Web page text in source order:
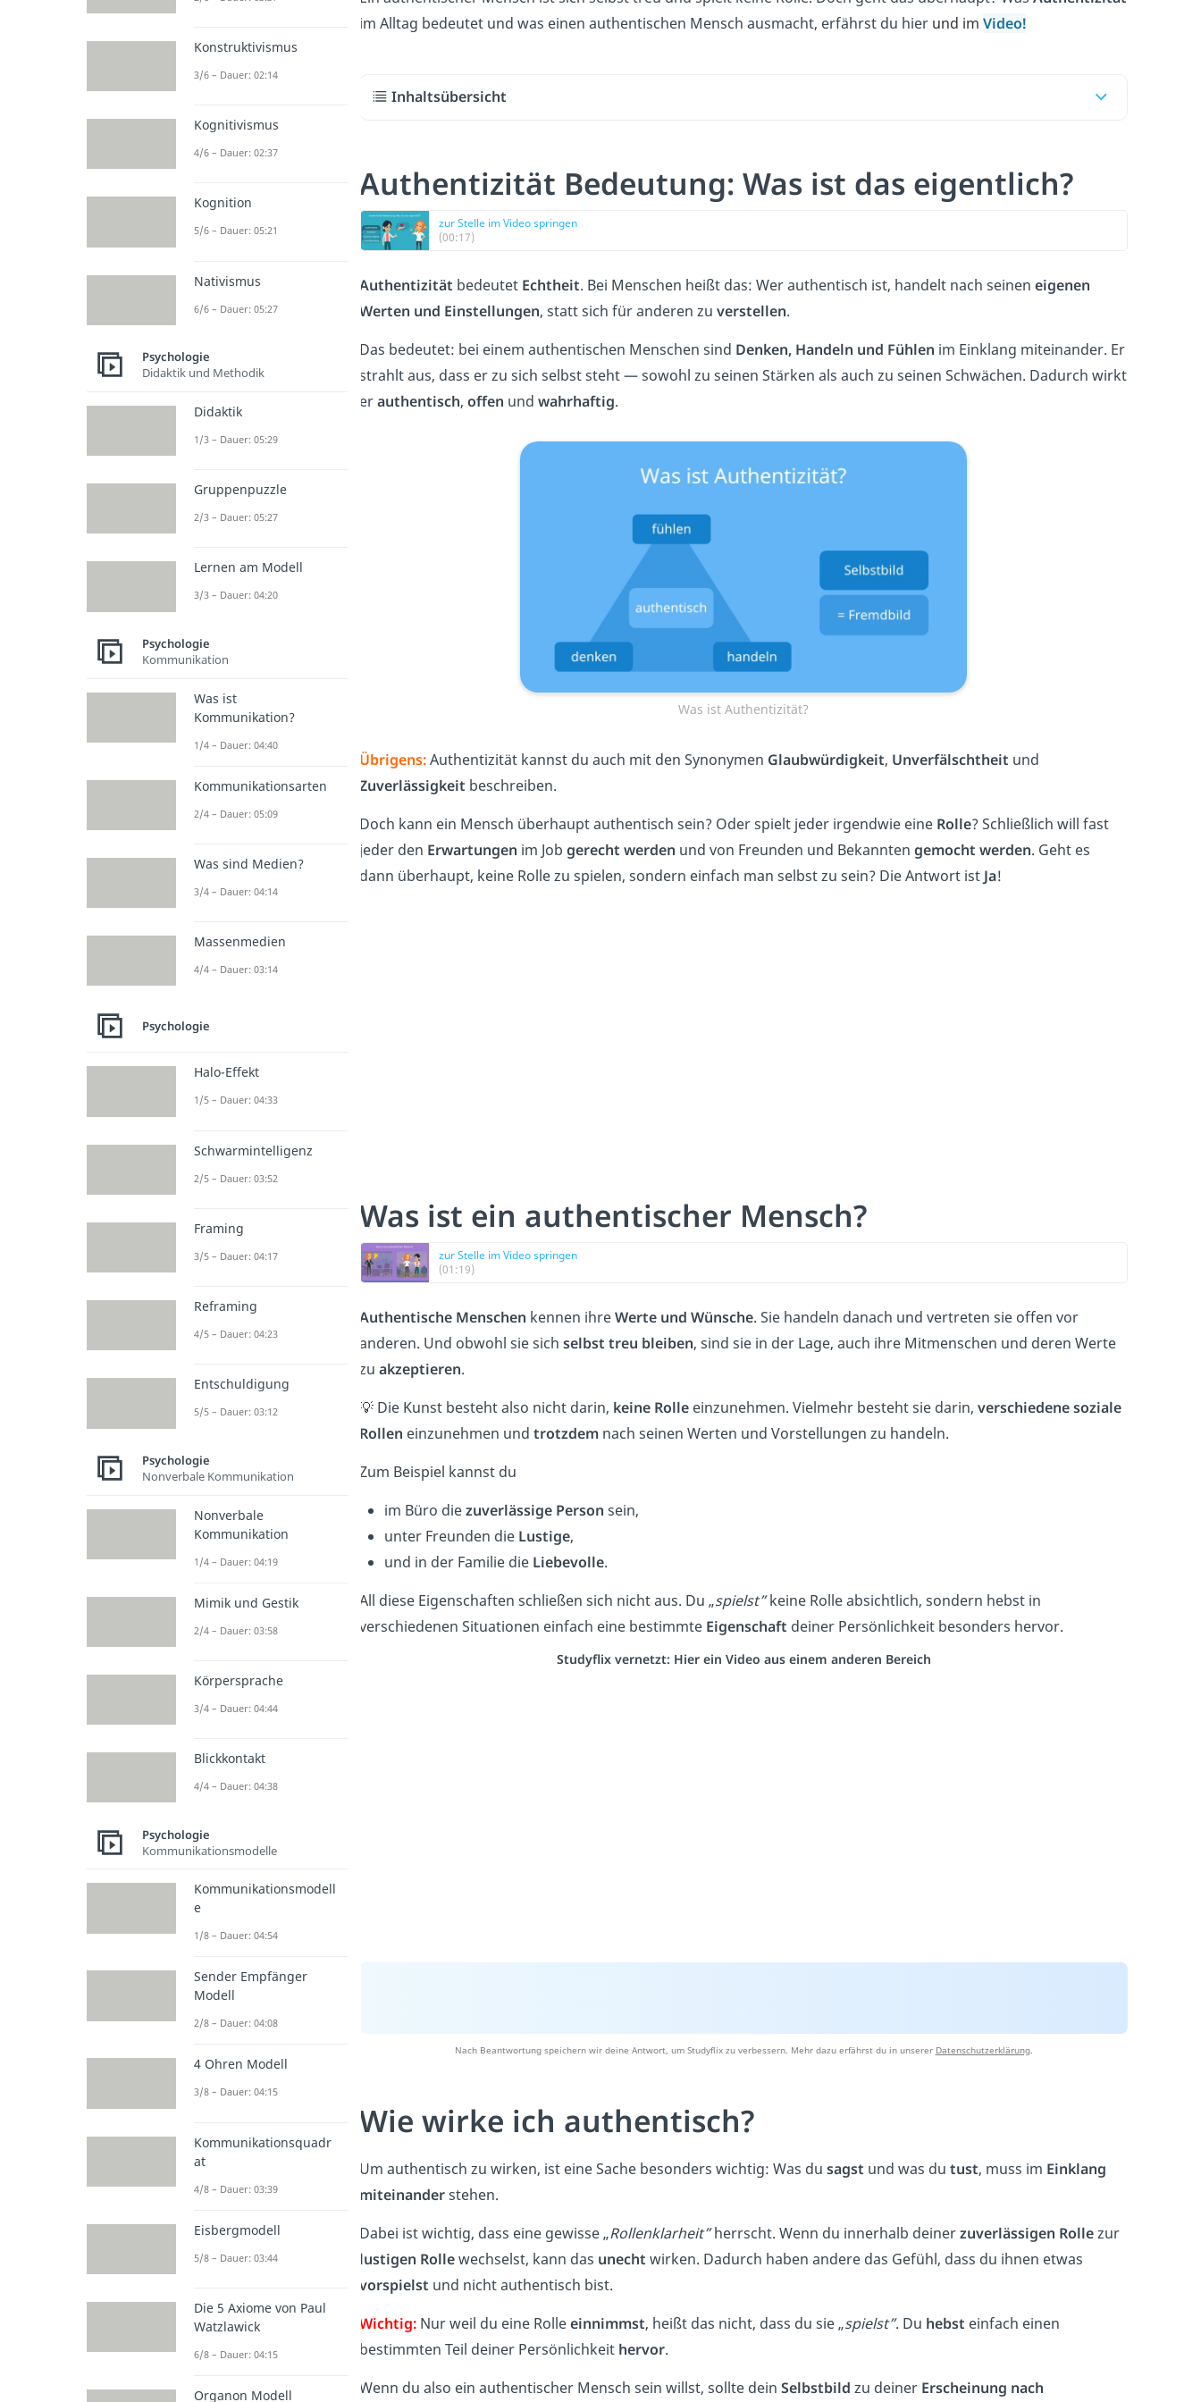
im Alltag bedeutet und was einen authentischen Mensch ausmacht, erfährst du hier und im Video!
Inhaltsübersicht
Authentizität Bedeutung: Was ist das eigentlich?
zur Stelle im Video springen
(00:17)
Authentizität bedeutet Echtheit. Bei Menschen heißt das: Wer authentisch ist, handelt nach seinen eigenen
Werten und Einstellungen, statt sich für anderen zu verstellen.
Das bedeutet: bei einem authentischen Menschen sind Denken, Handeln und Fühlen im Einklang miteinander. Er
strahlt aus, dass er zu sich selbst steht — sowohl zu seinen Stärken als auch zu seinen Schwächen. Dadurch wirkt
erauthentisch, offen und wahrhaftig.
Was ist Authentizität?
Übrigens:Authentizität kannst du auch mit den Synonymen Glaubwürdigkeit, Unverfälschtheit und
Zuverlässigkeit beschreiben.
Doch kann ein Mensch überhaupt authentisch sein? Oder spielt jeder irgendwie eine Rolle? Schließlich will fast
jeder den Erwartungen im Job gerecht werden und von Freunden und Bekannten gemocht werden. Geht es
dann überhaupt, keine Rolle zu spielen, sondern einfach man selbst zu sein? Die Antwort ist Ja!
Was ist ein authentischer Mensch?
zur Stelle im Video springen
(01:19)
Authentische Menschen kennen ihreWerte und Wünsche. Sie handeln danach und vertreten sie offen vor
anderen. Und obwohl sie sich selbst treu bleiben, sind sie in der Lage, auch ihre Mitmenschen und deren Werte
zu akzeptieren.
💡 Die Kunst besteht also nicht darin, keine Rolle einzunehmen. Vielmehr besteht sie darin, verschiedene soziale
Rollen einzunehmen und trotzdem nach seinen Werten und Vorstellungen zu handeln.
Zum Beispiel kannst du
im Büro diezuverlässige Person sein,
unter Freunden die Lustige,
und in der Familie die Liebevolle.
All diese Eigenschaften schließen sich nicht aus. Du „spielst”keine Rolle absichtlich, sondern hebst in
verschiedenen Situationen einfach eine bestimmte Eigenschaft deiner Persönlichkeit besonders hervor.
Studyflix vernetzt: Hier ein Video aus einem anderen Bereich
Nach Beantwortung speichern wir deine Antwort, um Studyflix zu verbessern. Mehr dazu erfährst du in unserer Datenschutzerklärung.
Wie wirke ich authentisch?
Um authentisch zu wirken, ist eine Sache besonders wichtig: Was du sagst und was du tust, muss im Einklang
miteinanderstehen.
Dabei ist wichtig, dass eine gewisse „Rollenklarheit”herrscht. Wenn du innerhalb deinerzuverlässigen Rollezur
lustigen Rollewechselst, kann das unecht wirken. Dadurch haben andere das Gefühl, dass du ihnen etwas
vorspielst und nicht authentisch bist.
Wichtig: Nur weil du eine Rolleeinnimmst, heißt das nicht, dass du sie „spielst”. Du hebst einfach einen
bestimmten Teil deiner Persönlichkeit hervor.
Wenn du also ein authentischer Mensch sein willst, sollte dein Selbstbild zu deiner Erscheinung nach
Konstruktivismus
3/6 – Dauer: 02:14
Kognitivismus
4/6 – Dauer: 02:37
Kognition
5/6 – Dauer: 05:21
Nativismus
6/6 – Dauer: 05:27
Psychologie
Didaktik und Methodik
Didaktik
1/3 – Dauer: 05:29
Gruppenpuzzle
2/3 – Dauer: 05:27
Lernen am Modell
3/3 – Dauer: 04:20
Psychologie
Kommunikation
Was ist
Kommunikation?
1/4 – Dauer: 04:40
Kommunikationsarten
2/4 – Dauer: 05:09
Was sind Medien?
3/4 – Dauer: 04:14
Massenmedien
4/4 – Dauer: 03:14
Psychologie
Halo-Effekt
1/5 – Dauer: 04:33
Schwarmintelligenz
2/5 – Dauer: 03:52
Framing
3/5 – Dauer: 04:17
Reframing
4/5 – Dauer: 04:23
Entschuldigung
5/5 – Dauer: 03:12
Psychologie
Nonverbale Kommunikation
Nonverbale
Kommunikation
1/4 – Dauer: 04:19
Mimik und Gestik
2/4 – Dauer: 03:58
Körpersprache
3/4 – Dauer: 04:44
Blickkontakt
4/4 – Dauer: 04:38
Psychologie
Kommunikationsmodelle
Kommunikationsmodell
e
1/8 – Dauer: 04:54
Sender Empfänger
Modell
2/8 – Dauer: 04:08
4 Ohren Modell
3/8 – Dauer: 04:15
Kommunikationsquadr
at
4/8 – Dauer: 03:39
Eisbergmodell
5/8 – Dauer: 03:44
Die 5 Axiome von Paul
Watzlawick
6/8 – Dauer: 04:15
Organon Modell